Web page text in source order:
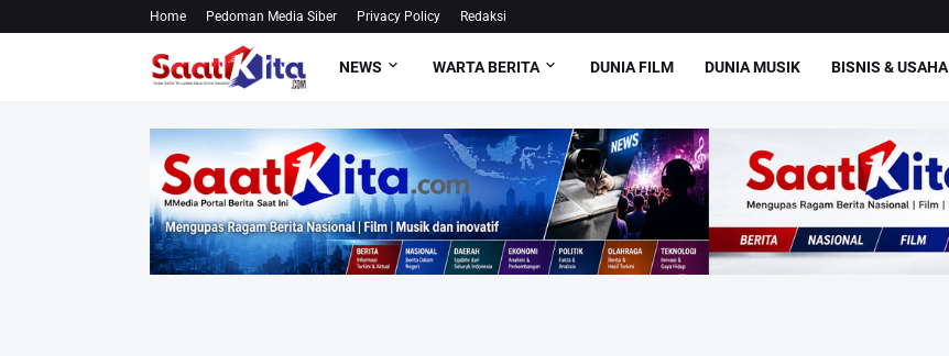
Home Pedoman Media Siber Privacy Policy Redaksi
NEWS WARTA BERITA DUNIA FILM DUNIA MUSIK BISNIS & USAHA